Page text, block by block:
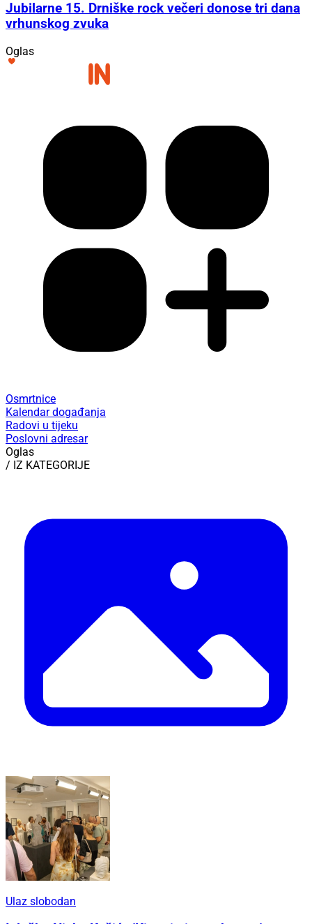
Jubilarne 15. Drniške rock večeri donose tri dana
vrhunskog zvuka
Oglas
Osmrtnice
Kalendar događanja
Radovi u tijeku
Poslovni adresar
Oglas
/ IZ KATEGORIJE
Ulaz slobodan